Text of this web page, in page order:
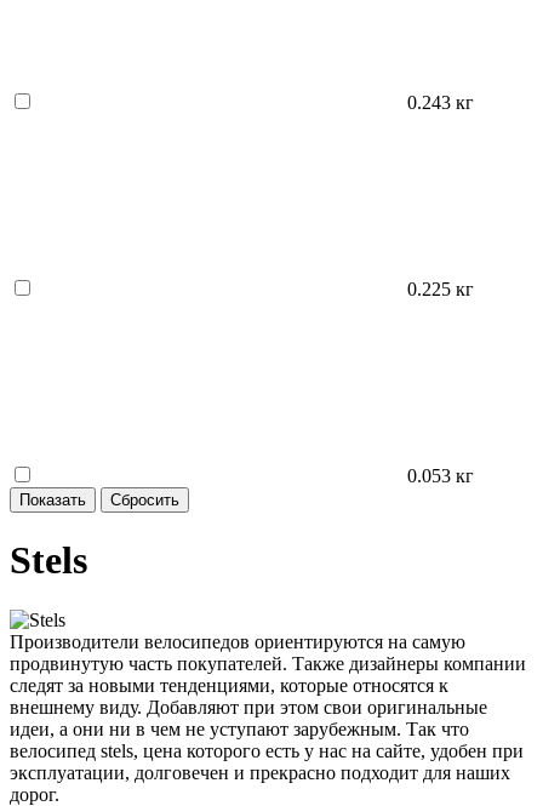
0.243 кг
0.225 кг
0.053 кг
Stels
Производители велосипедов ориентируются на самую
продвинутую часть покупателей. Также дизайнеры компании
следят за новыми тенденциями, которые относятся к
внешнему виду. Добавляют при этом свои оригинальные
идеи, а они ни в чем не уступают зарубежным. Так что
велосипед stels, цена которого есть у нас на сайте, удобен при
эксплуатации, долговечен и прекрасно подходит для наших
дорог.